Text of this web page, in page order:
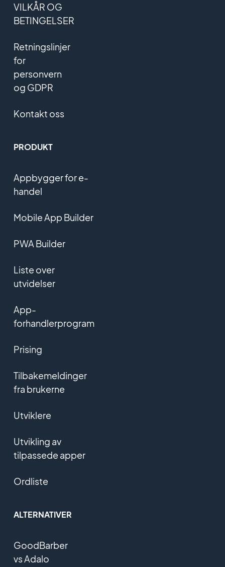
VILKÅR OG
BETINGELSER
Retningslinjer
for
personvern
og GDPR
Kontakt oss
PRODUKT
Appbygger for e-
handel
Mobile App Builder
PWA Builder
Liste over
utvidelser
App-
forhandlerprogram
Prising
Tilbakemeldinger
fra brukerne
Utviklere
Utvikling av
tilpassede apper
Ordliste
ALTERNATIVER
GoodBarber
vs Adalo